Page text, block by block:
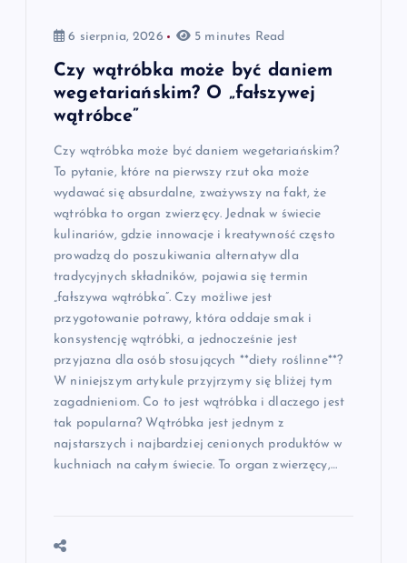
6 sierpnia, 2026 5 minutes Read
Czy wątróbka może być daniem
wegetariańskim? O „fałszywej
wątróbce”
Czy wątróbka może być daniem wegetariańskim?
To pytanie, które na pierwszy rzut oka może
wydawać się absurdalne, zważywszy na fakt, że
wątróbka to organ zwierzęcy. Jednak w świecie
kulinariów, gdzie innowacje i kreatywność często
prowadzą do poszukiwania alternatyw dla
tradycyjnych składników, pojawia się termin
„fałszywa wątróbka”. Czy możliwe jest
przygotowanie potrawy, która oddaje smak i
konsystencję wątróbki, a jednocześnie jest
przyjazna dla osób stosujących **diety roślinne**?
W niniejszym artykule przyjrzymy się bliżej tym
zagadnieniom. Co to jest wątróbka i dlaczego jest
tak popularna? Wątróbka jest jednym z
najstarszych i najbardziej cenionych produktów w
kuchniach na całym świecie. To organ zwierzęcy,…